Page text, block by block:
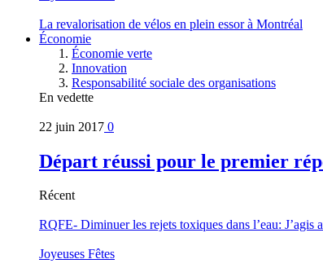
La revalorisation de vélos en plein essor à Montréal
Économie
Économie verte
Innovation
Responsabilité sociale des organisations
En vedette
22 juin 2017 0
Départ réussi pour le premier
Récent
RQFE- Diminuer les rejets toxiques dans l’eau: J’agis
Joyeuses Fêtes